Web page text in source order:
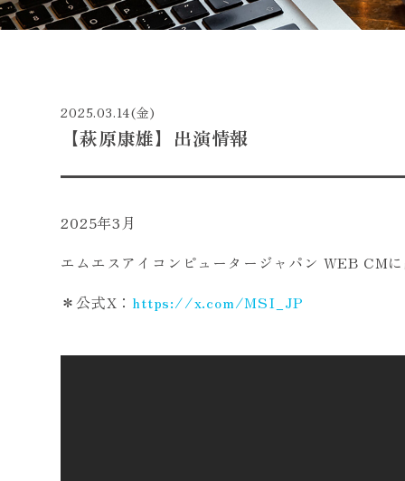
2025.03.14(金)
【萩原康雄】出演情報
2025年3月
エムエスアイコンピュータージャパン WEB CM
＊公式X： https://x.com/MSI_JP